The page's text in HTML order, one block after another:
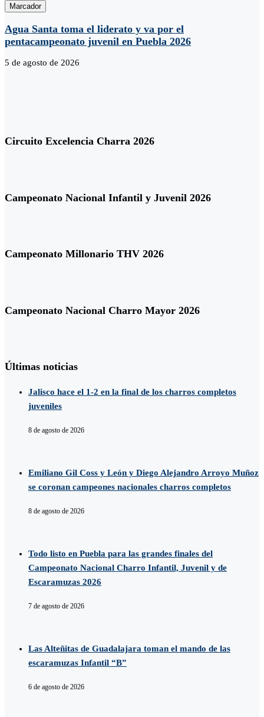
Marcador
Agua Santa toma el liderato y va por el
pentacampeonato juvenil en Puebla 2026
5 de agosto de 2026
Circuito Excelencia Charra 2026
Campeonato Nacional Infantil y Juvenil 2026
Campeonato Millonario THV 2026
Campeonato Nacional Charro Mayor 2026
Últimas noticias
Jalisco hace el 1-2 en la final de los charros completos
juveniles
8 de agosto de 2026
Emiliano Gil Coss y León y Diego Alejandro Arroyo Muñoz
se coronan campeones nacionales charros completos
8 de agosto de 2026
Todo listo en Puebla para las grandes finales del
Campeonato Nacional Charro Infantil, Juvenil y de
Escaramuzas 2026
7 de agosto de 2026
Las Alteñitas de Guadalajara toman el mando de las
escaramuzas Infantil “B”
6 de agosto de 2026